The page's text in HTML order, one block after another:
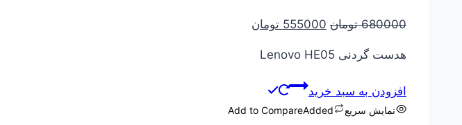
680000 تومان قیمت
680000 تومان
555000 تومان
هدست گردنی Lenovo HE05
افزودن به سبد خرید
نمایش سریع Add to CompareAdded